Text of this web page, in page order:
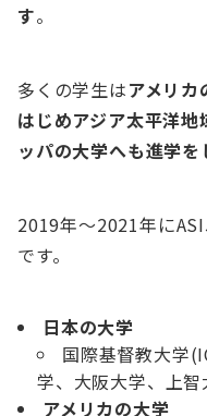
す。
多くの学生はアメリカ
はじめアジア太平洋
ッパの大学へも進学を
2019年〜2021年に
です。
日本の大学
国際基督教大学
学、大阪大学、上
アメリカの大学